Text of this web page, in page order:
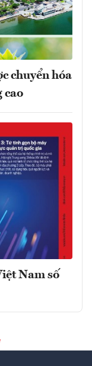
chuyển hóa
cao
Nam số